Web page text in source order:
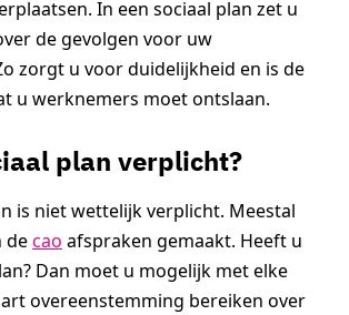
In een sociaal plan zet u
de gevolgen voor uw
zorgt u voor duidelijkheid en is de
u werknemers moet ontslaan.
plan verplicht?
is niet wettelijk verplicht. Meestal
decao afspraken gemaakt. Heeft u
Dan moet u mogelijk met elke
overeenstemming bereiken over